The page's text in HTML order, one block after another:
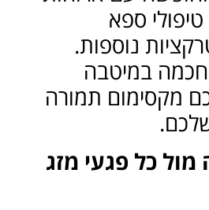
ספא
נוספות.
חכמה במיטבה
מקסימום תמורה
כל פגעי מזג